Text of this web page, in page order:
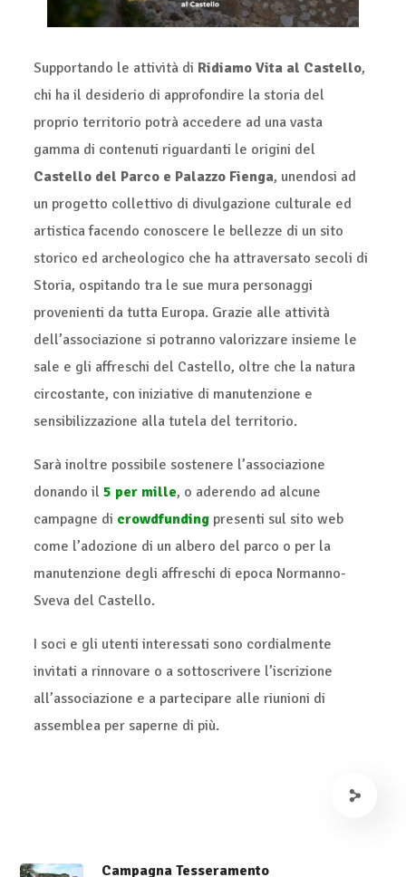
Supportando le attività di Ridiamo Vita al Castello,
chi ha il desiderio di approfondire la storia del
proprio territorio potrà accedere ad una vasta
gamma di contenuti riguardanti le origini del
Castello del Parco e Palazzo Fienga, unendosi ad
un progetto collettivo di divulgazione culturale ed
artistica facendo conoscere le bellezze di un sito
storico ed archeologico che ha attraversato secoli di
Storia, ospitando tra le sue mura personaggi
provenienti da tutta Europa. Grazie alle attività
dell’associazione si potranno valorizzare insieme le
sale e gli affreschi del Castello, oltre che la natura
circostante, con iniziative di manutenzione e
sensibilizzazione alla tutela del territorio.
Sarà inoltre possibile sostenere l’associazione
donando il5 per mille, o aderendo ad alcune
campagne di crowdfunding presenti sul sito web
come l’adozione di un albero del parco o per la
manutenzione degli affreschi di epoca Normanno-
Sveva del Castello.
I soci e gli utenti interessati sono cordialmente
invitati a rinnovare o a sottoscrivere l’iscrizione
all’associazione e a partecipare alle riunioni di
assemblea per saperne di più.
Campagna Tesseramento